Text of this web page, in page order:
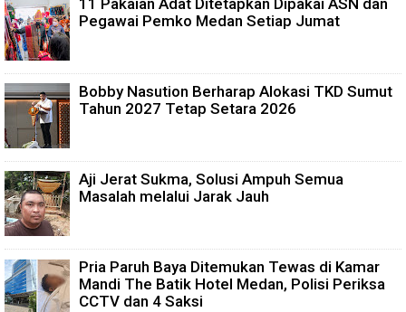
11 Pakaian Adat Ditetapkan Dipakai ASN dan
Pegawai Pemko Medan Setiap Jumat
Bobby Nasution Berharap Alokasi TKD Sumut
Tahun 2027 Tetap Setara 2026
Aji Jerat Sukma, Solusi Ampuh Semua
Masalah melalui Jarak Jauh
Pria Paruh Baya Ditemukan Tewas di Kamar
Mandi The Batik Hotel Medan, Polisi Periksa
CCTV dan 4 Saksi